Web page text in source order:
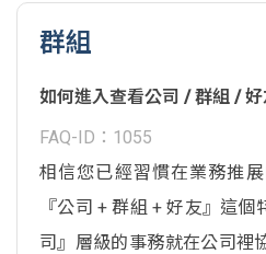
群組
如何進入查看公司 / 群組 /
FAQ-ID：1055
相信您已經習慣在業務推
『公司 + 群組 + 好友』這
司』層級的事務就在公司裡